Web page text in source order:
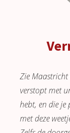
Zie Maastricht
verstopt met
hebt, en die je
met deze